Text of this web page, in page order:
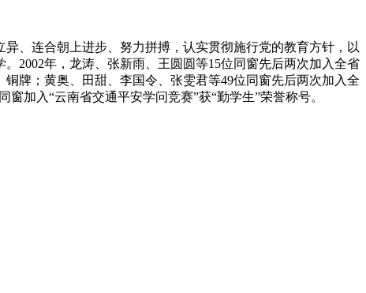
、连合朝上进步、努力拼搏，认实贯彻施行党的教育方针，以
2002年，龙涛、张新雨、王圆圆等15位同窗先后两次加入全省
牌；黄奥、田甜、李国令、张雯君等49位同窗先后两次加入全
加入“云南省交通平安学问竞赛”获“勤学生”荣誉称号。